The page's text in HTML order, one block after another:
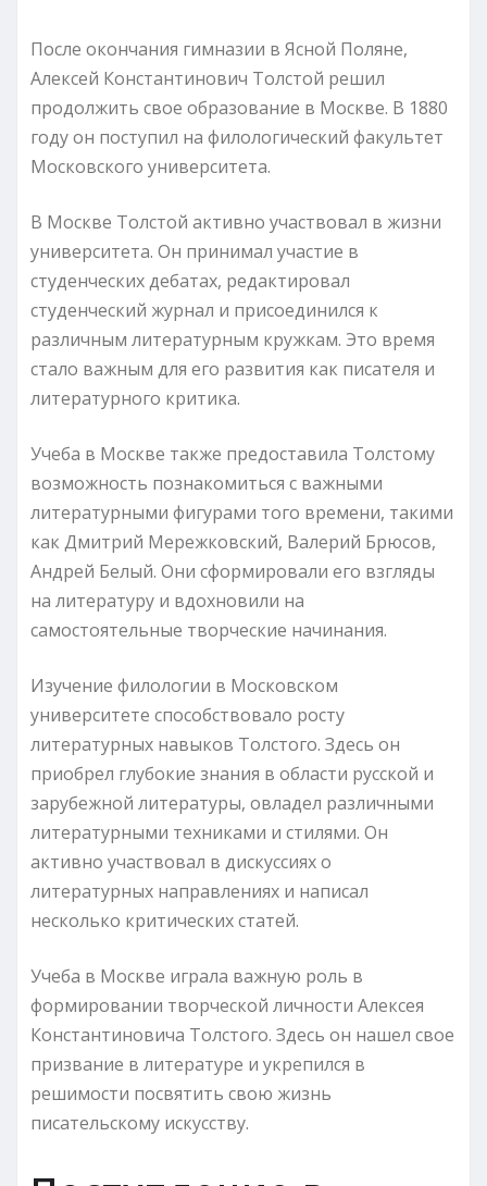
После окончания гимназии в Ясной Поляне,
Алексей Константинович Толстой решил
продолжить свое образование в Москве. В 1880
году он поступил на филологический факультет
Московского университета.
В Москве Толстой активно участвовал в жизни
университета. Он принимал участие в
студенческих дебатах, редактировал
студенческий журнал и присоединился к
различным литературным кружкам. Это время
стало важным для его развития как писателя и
литературного критика.
Учеба в Москве также предоставила Толстому
возможность познакомиться с важными
литературными фигурами того времени, такими
как Дмитрий Мережковский, Валерий Брюсов,
Андрей Белый. Они сформировали его взгляды
на литературу и вдохновили на
самостоятельные творческие начинания.
Изучение филологии в Московском
университете способствовало росту
литературных навыков Толстого. Здесь он
приобрел глубокие знания в области русской и
зарубежной литературы, овладел различными
литературными техниками и стилями. Он
активно участвовал в дискуссиях о
литературных направлениях и написал
несколько критических статей.
Учеба в Москве играла важную роль в
формировании творческой личности Алексея
Константиновича Толстого. Здесь он нашел свое
призвание в литературе и укрепился в
решимости посвятить свою жизнь
писательскому искусству.